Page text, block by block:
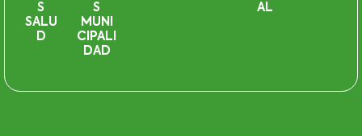
S
SALU
D
S
MUNI
CIPALI
DAD
AL